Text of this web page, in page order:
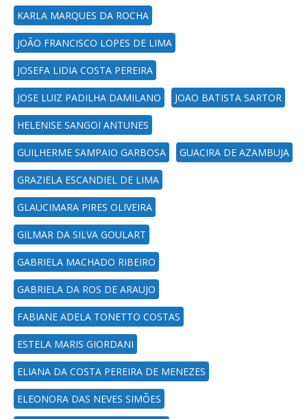
KARLA MARQUES DA ROCHA
JOÃO FRANCISCO LOPES DE LIMA
JOSEFA LIDIA COSTA PEREIRA
JOSE LUIZ PADILHA DAMILANO JOAO BATISTA SARTOR
HELENISE SANGOI ANTUNES
GUILHERME SAMPAIO GARBOSA GUACIRA DE AZAMBUJA
GRAZIELA ESCANDIEL DE LIMA
GLAUCIMARA PIRES OLIVEIRA
GILMAR DA SILVA GOULART
GABRIELA MACHADO RIBEIRO
GABRIELA DA ROS DE ARAUJO
FABIANE ADELA TONETTO COSTAS
ESTELA MARIS GIORDANI
ELIANA DA COSTA PEREIRA DE MENEZES
ELEONORA DAS NEVES SIMÕES